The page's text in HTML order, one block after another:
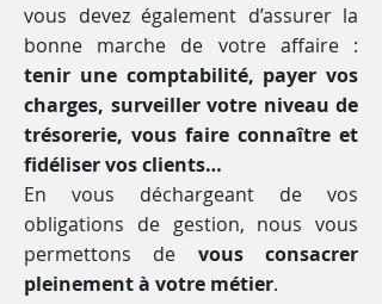
vous devez également d’assurer la
bonne marche de votre affaire :
tenir une comptabilité, payer vos
charges, surveiller votre niveau de
trésorerie, vous faire connaître et
fidéliser vos clients…
En vous déchargeant de vos
obligations de gestion, nous vous
permettons de vous consacrer
pleinement à votre métier.